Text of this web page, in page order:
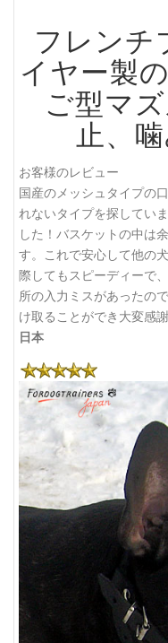
フレンチ
イヤー製
ご型マ
止、
お客様のレビュー
国産のメッシュタイプの
れないタイプを探してい
した！バスケットの中は
す。これで安心して他の
際してもスピーディーで
所の入力ミスがあったの
け取ることができ大変感
日本